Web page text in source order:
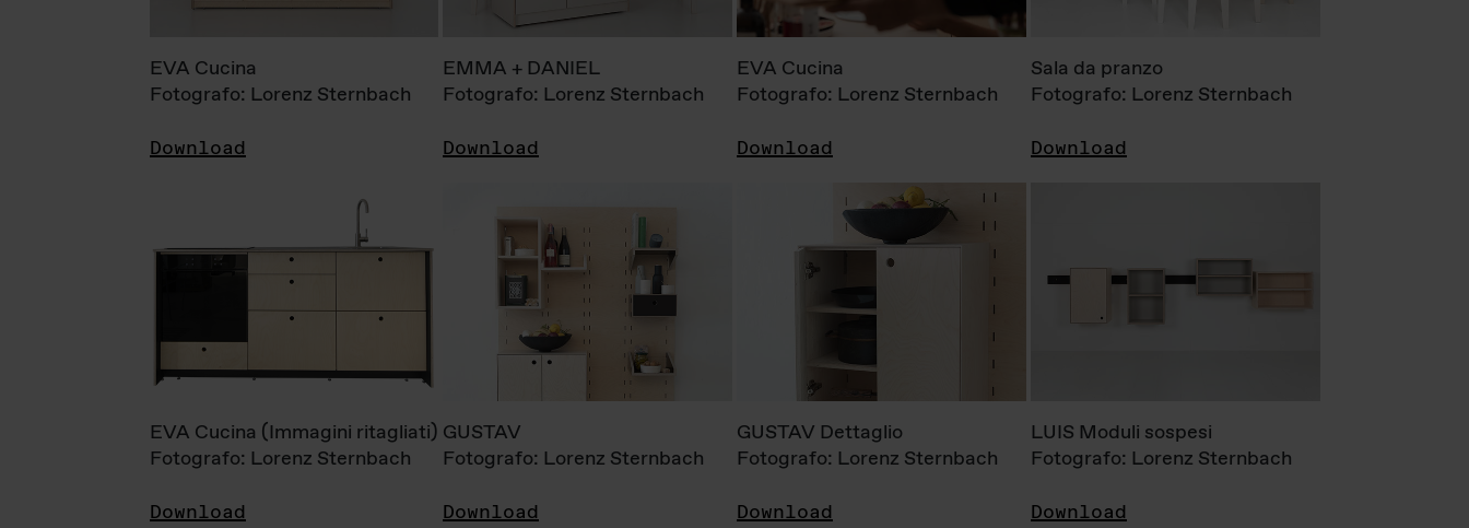
EVA Cucina
Fotografo: Lorenz Sternbach
Download
EMMA + DANIEL
Fotografo: Lorenz Sternbach
Download
EVA Cucina
Fotografo: Lorenz Sternbach
Download
Sala da pranzo
Fotografo: Lorenz Sternbach
Download
EVA Cucina (Immagini ritagliati)
Fotografo: Lorenz Sternbach
Download
GUSTAV
Fotografo: Lorenz Sternbach
Download
GUSTAV Dettaglio
Fotografo: Lorenz Sternbach
Download
LUIS Moduli sospesi
Fotografo: Lorenz Sternbach
Download